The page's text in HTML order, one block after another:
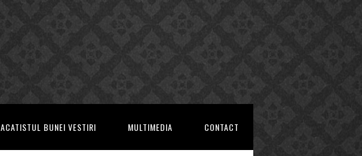
ACATISTUL BUNEI VESTIRI MULTIMEDIA CONTACT